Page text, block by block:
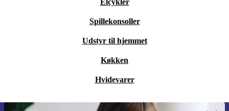
Elcykler
Spillekonsoller
Udstyr til hjemmet
Køkken
Hvidevarer